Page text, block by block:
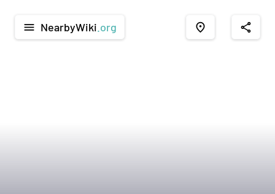
menu NearbyWiki .org place share